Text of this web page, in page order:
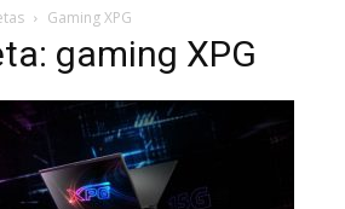
Gaming XPG
gaming XPG